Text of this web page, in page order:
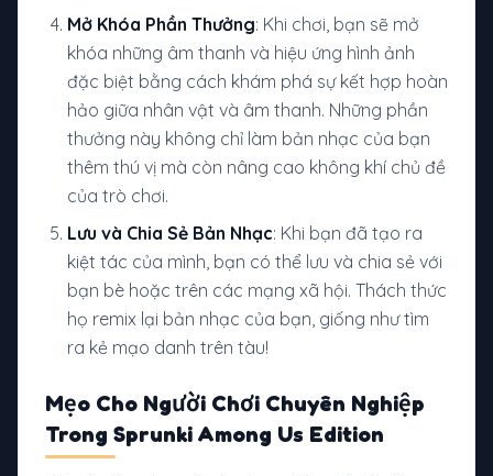
Mở Khóa Phần Thưởng: Khi chơi, bạn sẽ mở
khóa những âm thanh và hiệu ứng hình ảnh
đặc biệt bằng cách khám phá sự kết hợp hoàn
hảo giữa nhân vật và âm thanh. Những phần
thưởng này không chỉ làm bản nhạc của bạn
thêm thú vị mà còn nâng cao không khí chủ đề
của trò chơi.
Lưu và Chia Sẻ Bản Nhạc: Khi bạn đã tạo ra
kiệt tác của mình, bạn có thể lưu và chia sẻ với
bạn bè hoặc trên các mạng xã hội. Thách thức
họ remix lại bản nhạc của bạn, giống như tìm
ra kẻ mạo danh trên tàu!
Mẹo Cho Người Chơi Chuyên Nghiệp
Trong Sprunki Among Us Edition